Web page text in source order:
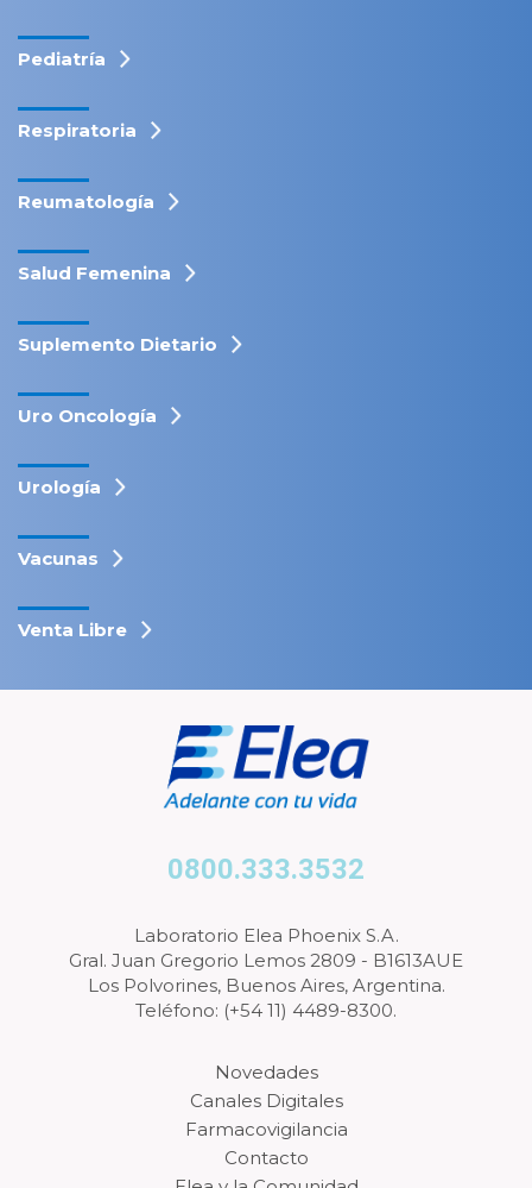
Pediatría
Respiratoria
Reumatología
Salud Femenina
Suplemento Dietario
Uro Oncología
Urología
Vacunas
Venta Libre
0800.333.3532
Laboratorio Elea Phoenix S.A.
Gral. Juan Gregorio Lemos 2809 - B1613AUE
Los Polvorines, Buenos Aires, Argentina.
Teléfono: (+54 11) 4489-8300.
Novedades
Canales Digitales
Farmacovigilancia
Contacto